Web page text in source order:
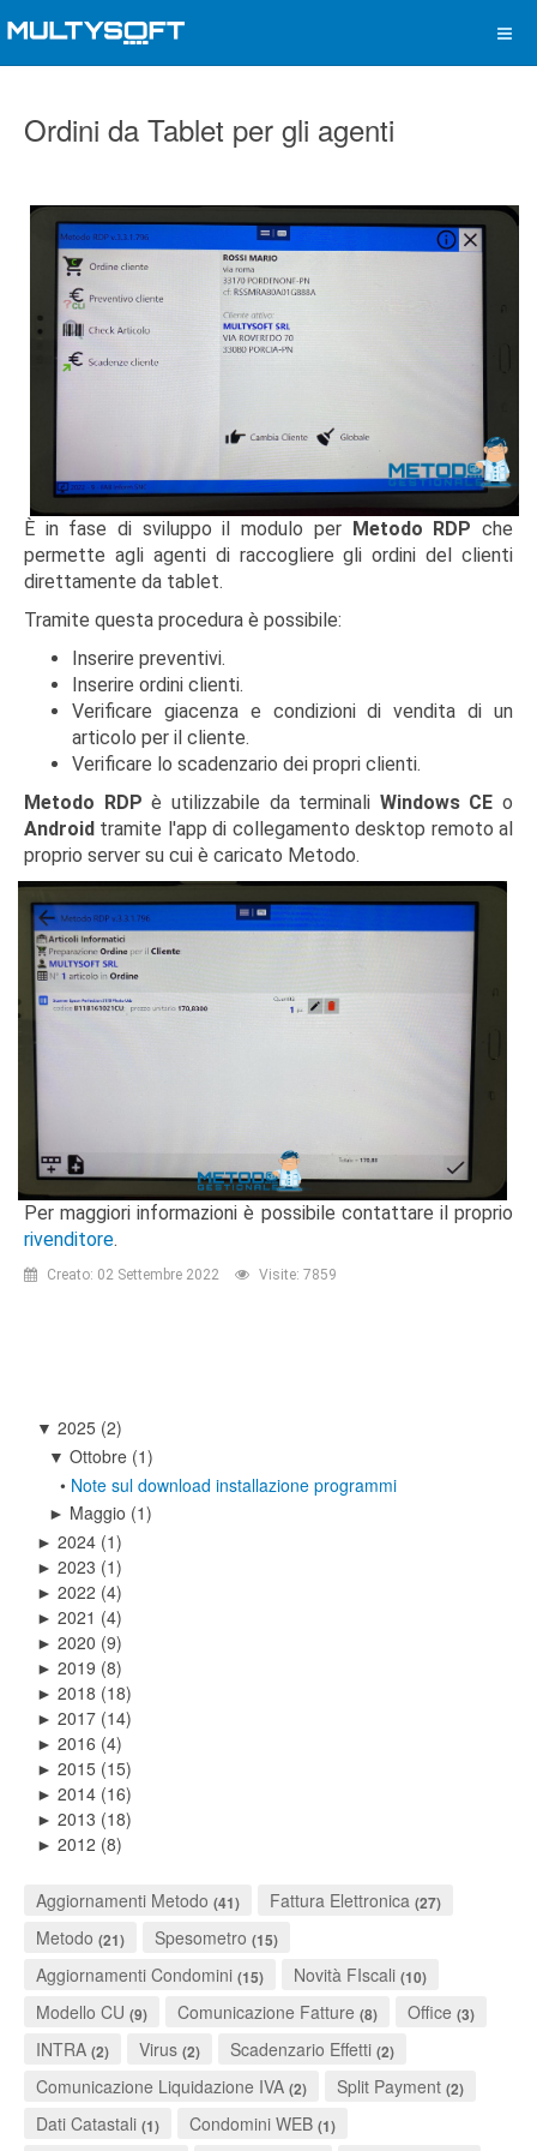
Ordini da Tablet per gli agenti
È in fase di sviluppo il modulo per Metodo RDP che
permette agli agenti di raccogliere gli ordini del clienti
direttamente da tablet.
Tramite questa procedura è possibile:
Inserire preventivi.
Inserire ordini clienti.
Verificare giacenza e condizioni di vendita di un
articolo per il cliente.
Verificare lo scadenzario dei propri clienti.
Metodo RDP è utilizzabile da terminali Windows CE o
Android tramite l'app di collegamento desktop remoto al
proprio server su cui è caricato Metodo.
Per maggiori informazioni è possibile contattare il proprio
rivenditore.
Creato: 02 Settembre 2022 Visite: 7859
▼ 2025 (2)
▼ Ottobre (1)
• Note sul download installazione programmi
► Maggio (1)
► 2024 (1)
► 2023 (1)
► 2022 (4)
► 2021 (4)
► 2020 (9)
► 2019 (8)
► 2018 (18)
► 2017 (14)
► 2016 (4)
► 2015 (15)
► 2014 (16)
► 2013 (18)
► 2012 (8)
Aggiornamenti Metodo (41) Fattura Elettronica (27)
Metodo (21) Spesometro (15)
Aggiornamenti Condomini (15) Novità FIscali (10)
Modello CU (9) Comunicazione Fatture (8) Office (3)
INTRA (2) Virus (2) Scadenzario Effetti (2)
Comunicazione Liquidazione IVA (2) Split Payment (2)
Dati Catastali (1) Condomini WEB (1)